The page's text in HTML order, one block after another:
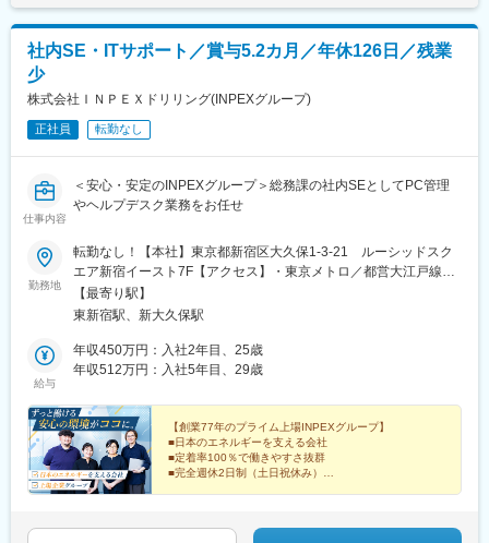
社内SE・ITサポート／賞与5.2カ月／年休126日／残業
少
株式会社ＩＮＰＥＸドリリング(INPEXグループ)
正社員 転勤なし
仕事内容
＜安心・安定のINPEXグループ＞総務課の社内SEとしてPC管理
やヘルプデスク業務をお任せ
勤務地
転勤なし！【本社】東京都新宿区大久保1-3-21 ルーシッドスク
エア新宿イースト7F【アクセス】・東京メトロ／都営大江戸線
「東新宿駅」から徒歩1分・JR「新大久保駅」から徒歩8分受動喫
煙対策：あり（オフィス内禁煙）
【最寄り駅】
東新宿駅、新大久保駅
給与
年収450万円：入社2年目、25歳
年収512万円：入社5年目、29歳
【創業77年のプライム上場INPEXグループ】
■日本のエネルギーを支える会社
■定着率100％で働きやすさ抜群
■完全週休2日制（土日祝休み）